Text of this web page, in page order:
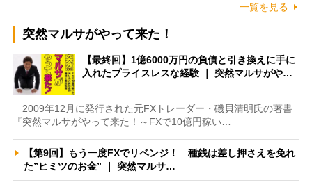
一覧を見る
突然マルサがやって来た！
【最終回】1億6000万円の負債と引き換えに手に
入れたプライスレスな経験 ｜ 突然マルサがや…
2009年12月に発行された元FXトレーダー・磯貝清明氏の著書
『突然マルサがやって来た！～FXで10億円稼い…
【第9回】もう一度FXでリベンジ！ 種銭は差し押さえを免れ
た”ヒミツのお金” ｜ 突然マルサ…